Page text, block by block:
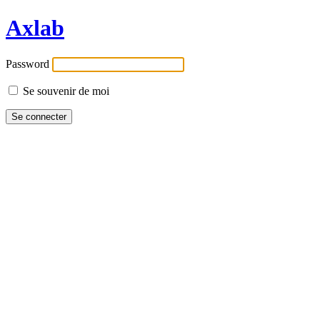
Axlab
Password
Se souvenir de moi